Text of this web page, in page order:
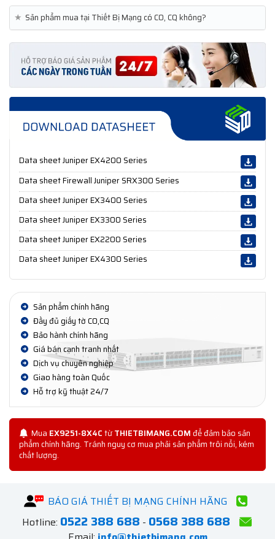
★ Sản phẩm mua tại Thiết Bị Mạng có CO, CQ không?
Data sheet Juniper EX4200 Series
Data sheet Firewall Juniper SRX300 Series
Data sheet Juniper EX3400 Series
Data sheet Juniper EX3300 Series
Data sheet Juniper EX2200 Series
Data sheet Juniper EX4300 Series
Sản phẩm chính hãng
Đầy đủ giấy tờ CO,CQ
Bảo hành chính hãng
Giá bán cạnh tranh nhất
Dịch vụ chuyên nghiệp
Giao hàng toàn Quốc
Hỗ trợ kỹ thuật 24/7
Mua EX9251-8X4CtừTHIETBIMANG.COMđể đảm bảo sản
phẩm chính hãng. Tránh nguy cơ mua phải sản phẩm trôi nổi, kém
chất lượng.
BÁO GIÁ THIẾT BỊ MẠNG CHÍNH HÃNG
Hotline: 0522 388 688 - 0568 388 688